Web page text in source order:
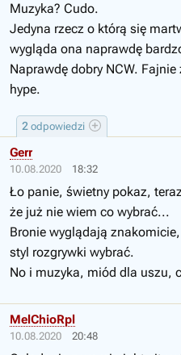
2 odpowiedzi
Muzyka? Cudo.
Jedyna rzecz o którą się
wygląda ona naprawdę
Naprawdę dobry NCW.
hype.
10.08.2020 18:32
Gerr
Ło panie, świetny pokaz,
że już nie wiem co wybrać...
Bronie wyglądają
styl rozgrywki wybrać.
No i muzyka, miód dla uszu,
10.08.2020 20:48
MelChioRpl